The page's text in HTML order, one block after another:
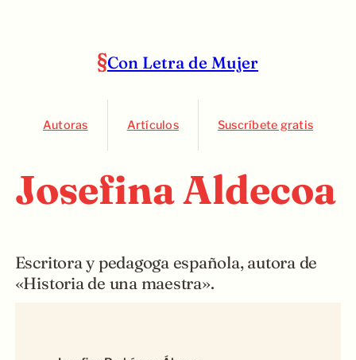
Con Letra de Mujer
Autoras Artículos Suscríbete gratis
Josefina Aldecoa
Escritora y pedagoga española, autora de
«Historia de una maestra».